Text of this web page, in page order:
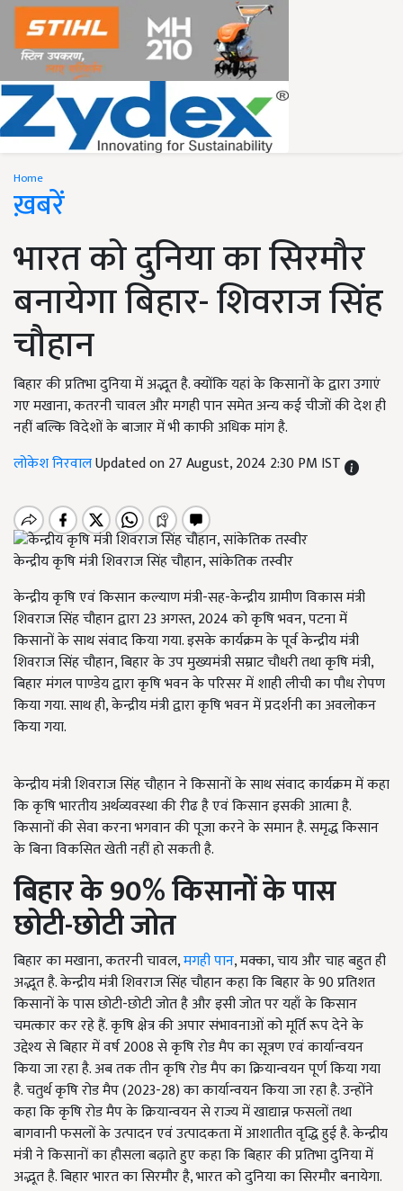
Home
ख़बरें
भारत को दुनिया का सिरमौर
बनायेगा बिहार- शिवराज सिंह
चौहान
बिहार की प्रतिभा दुनिया में अद्भूत है. क्योंकि यहां के किसानों के द्वारा उगाएं
गए मखाना, कतरनी चावल और मगही पान समेत अन्य कई चीजों की देश ही
नहीं बल्कि विदेशों के बाजार में भी काफी अधिक मांग है.
लोकेश निरवालUpdated on 27 August, 2024 2:30 PM IST
केन्द्रीय कृषि मंत्री शिवराज सिंह चौहान, सांकेतिक तस्वीर
केन्द्रीय कृषि एवं किसान कल्याण मंत्री-सह-केन्द्रीय ग्रामीण विकास मंत्री
शिवराज सिंह चौहान द्वारा 23 अगस्त, 2024 को कृषि भवन, पटना में
किसानों के साथ संवाद किया गया. इसके कार्यक्रम के पूर्व केन्द्रीय मंत्री
शिवराज सिंह चौहान, बिहार के उप मुख्यमंत्री सम्राट चौधरी तथा कृषि मंत्री,
बिहार मंगल पाण्डेय द्वारा कृषि भवन के परिसर में शाही लीची का पौध रोपण
किया गया. साथ ही, केन्द्रीय मंत्री द्वारा कृषि भवन में प्रदर्शनी का अवलोकन
किया गया.
केन्द्रीय मंत्री शिवराज सिंह चौहान ने किसानों के साथ संवाद कार्यक्रम में कहा
कि कृषि भारतीय अर्थव्यवस्था की रीढ है एवं किसान इसकी आत्मा है.
किसानों की सेवा करना भगवान की पूजा करने के समान है. समृद्ध किसान
के बिना विकसित खेती नहीं हो सकती है.
बिहार के 90%किसानों के पास
छोटी-छोटी जोत
बिहार का मखाना, कतरनी चावल,मगही पान, मक्का, चाय और चाह बहुत ही
अद्भूत है. केन्द्रीय मंत्री शिवराज सिंह चौहान कहा कि बिहार के 90 प्रतिशत
किसानों के पास छोटी-छोटी जोत है और इसी जोत पर यहाँ के किसान
चमत्कार कर रहे हैं. कृषि क्षेत्र की अपार संभावनाओं को मूर्ति रूप देने के
उद्देश्य से बिहार में वर्ष 2008 से कृषि रोड मैप का सूत्रण एवं कार्यान्वयन
किया जा रहा है. अब तक तीन कृषि रोड मैप का क्रियान्वयन पूर्ण किया गया
है. चतुर्थ कृषि रोड मैप (2023-28) का कार्यान्वयन किया जा रहा है. उन्होंने
कहा कि कृषि रोड मैप के क्रियान्वयन से राज्य में खाद्यान्न फसलों तथा
बागवानी फसलों के उत्पादन एवं उत्पादकता में आशातीत वृद्धि हुई है. केन्द्रीय
मंत्री ने किसानों का हौसला बढ़ाते हुए कहा कि बिहार की प्रतिभा दुनिया में
अद्भूत है. बिहार भारत का सिरमौर है, भारत को दुनिया का सिरमौर बनायेगा.